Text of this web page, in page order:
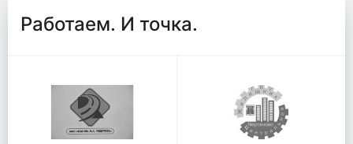
Работаем. И точка.